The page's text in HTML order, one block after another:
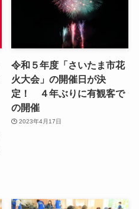
令和５年度「さいたま市花
火大会」の開催日が決
定！ ４年ぶりに有観客で
の開催
2023年4月17日